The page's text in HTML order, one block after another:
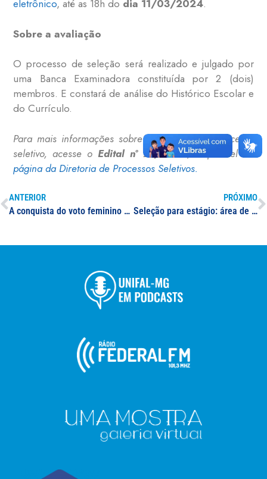
eletrônico, até as 18h do dia 11/03/2024.
Sobre a avaliação
O processo de seleção será realizado e julgado por
uma Banca Examinadora constituída por 2 (dois)
membros. E constará de análise do Histórico Escolar e
do Currículo.
Para mais informações sobre os critérios do processo
seletivo, acesse o Edital nº 21/2024, disponível na
página da Diretoria de Processos Seletivos.
ANTERIOR
A conquista do voto feminino no Brasil
PRÓXIMO
Seleção para estágio: área de atuação em Comunicação e Divulgação Institucional